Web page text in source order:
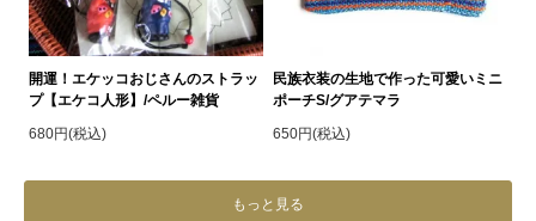
開運！エケッコおじさんのストラッ
プ【エケコ人形】/ペルー雑貨
680円(税込)
民族衣装の生地で作った可愛いミニ
ポーチS/グアテマラ
650円(税込)
もっと見る